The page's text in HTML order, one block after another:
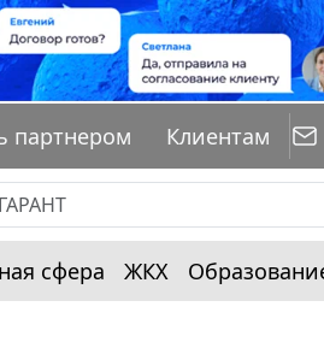
партнером Клиентам
сфера ЖКХ